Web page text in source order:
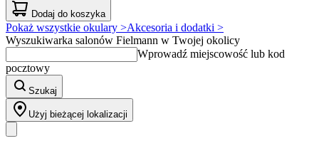
Dodaj do koszyka
Pokaż wszystkie okulary >Akcesoria i dodatki >
Wyszukiwarka salonów Fielmann w Twojej okolicy
Wprowadź miejscowość lub kod
pocztowy
Szukaj
Użyj bieżącej lokalizacji